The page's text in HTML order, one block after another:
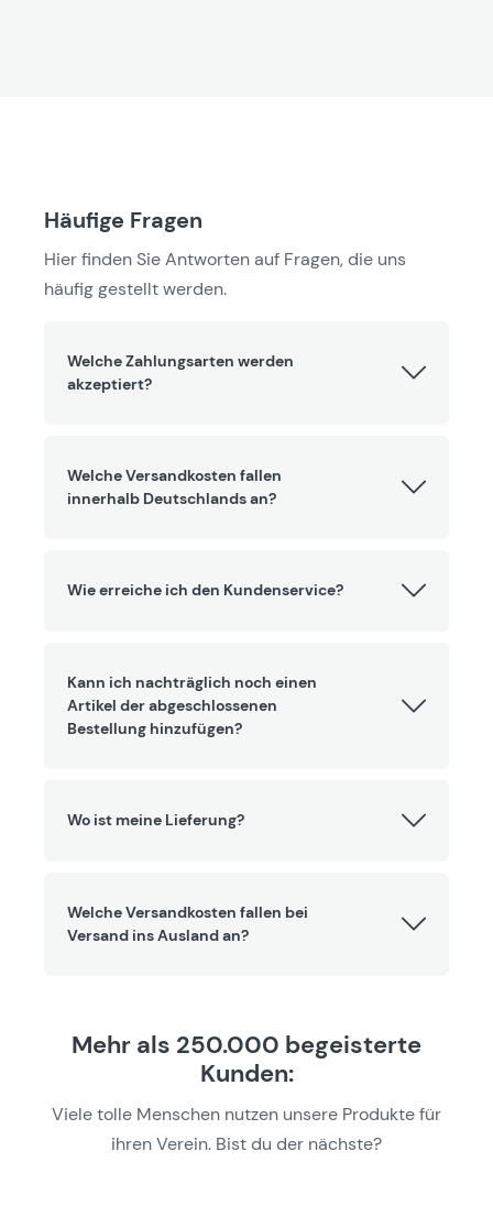
Häufige Fragen
Hier finden Sie Antworten auf Fragen, die uns
häufig gestellt werden.
Welche Zahlungsarten werden
akzeptiert?
Welche Versandkosten fallen
innerhalb Deutschlands an?
Wie erreiche ich den Kundenservice?
Kann ich nachträglich noch einen
Artikel der abgeschlossenen
Bestellung hinzufügen?
Wo ist meine Lieferung?
Welche Versandkosten fallen bei
Versand ins Ausland an?
Mehr als 250.000 begeisterte
Kunden:
Viele tolle Menschen nutzen unsere Produkte für
ihren Verein. Bist du der nächste?